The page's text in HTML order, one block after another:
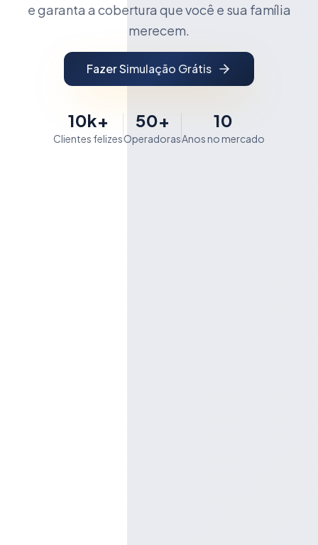
e garanta a cobertura que você e sua família
merecem.
Fazer Simulação Grátis
10k+
Clientes felizes
50+
Operadoras
10
Anos no mercado